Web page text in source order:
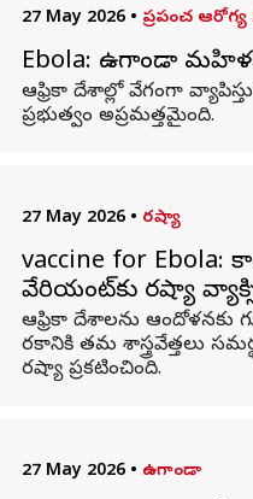
27 May 2026 • ప్రపంచ ఆరోగ్య
Ebola: ఉగాండా
ఆఫ్రికా దేశాల్లో వేగంగా
ప్రభుత్వం అప్రమత్తమైంది.
27 May 2026 • రష్యా
vaccine for Ebola:
వేరియంట్‌కు రష్యా
ఆఫ్రికా దేశాలను ఆందోళనకు
రకానికి తమ శాస్త్రవేత్తలు
రష్యా ప్రకటించింది.
27 May 2026 • ఉగాండా